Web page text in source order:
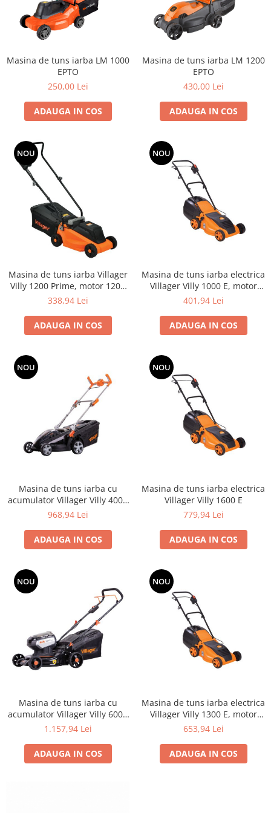
Masini electrice de tuns oi
Motoburghiu
Topoare
Compostoare
Tavalugi manuali
Scarificatoare
Gama gazon
Tăvălugi pentru gazon
Role de irigat
Distribuitoare de nisip
Aeratoare pentru gazon
Șuruburi autoforante
Utilaje agricole
Motocultoare
Motocositori
Motopompe
Batoze
Granulatoare furaje
Semanatori manuale
Tocatori vegetatie
Zdrobitori
Pluguri
Plug de scos cartofi
Freze de pamant
Cositori
Tocatoare agricole
Articole electrice
Prelungitoare
Sigurante electrice
Surse de iluminat
Scule pentru construcții
Betoniere
Ciocane rotopercutoare
Plase gard
Masina de tuns iarba LM 1000
EPTO
250,00 Lei
ADAUGA IN COS
Masina de tuns iarba LM 1200
EPTO
430,00 Lei
ADAUGA IN COS
NOU
Masina de tuns iarba Villager
Villy 1200 Prime, motor 1200
W
338,94 Lei
ADAUGA IN COS
NOU
Masina de tuns iarba electrica
Villager Villy 1000 E, motor
inductie
401,94 Lei
ADAUGA IN COS
NOU
Masina de tuns iarba cu
acumulator Villager Villy 4000
E, motor fara perii, 40 V, 4.0
968,94 Lei
ADAUGA IN COS
NOU
Masina de tuns iarba electrica
Villager Villy 1600 E
779,94 Lei
ADAUGA IN COS
NOU
Masina de tuns iarba cu
acumulator Villager Villy 6000
E, motor fara perii, 40 V, 4.0
1.157,94 Lei
ADAUGA IN COS
NOU
Masina de tuns iarba electrica
Villager Villy 1300 E, motor
inductie (generatie noua, fara
653,94 Lei
ADAUGA IN COS